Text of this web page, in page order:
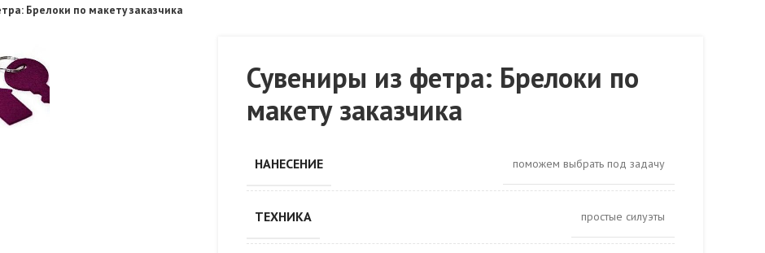
Брелоки по макету заказчика
Сувениры из фетра: Брелоки по
макету заказчика
НАНЕСЕНИЕ поможем выбрать под задачу
ТЕХНИКА простые силуэты